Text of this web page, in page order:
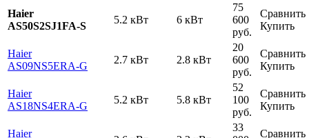
Haier
AS50S2SJ1FA-S
5.2 кВт 6 кВт
75
600
руб.
Сравнить
Купить
Haier
AS09NS5ERA-G
2.7 кВт 2.8 кВт
20
600
руб.
Сравнить
Купить
Haier
AS18NS4ERA-G
5.2 кВт 5.8 кВт
52
100
руб.
Сравнить
Купить
Haier
33
Сравнить